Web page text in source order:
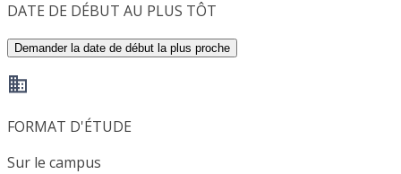
DATE DE DÉBUT AU PLUS TÔT
Demander la date de début la plus proche
FORMAT D'ÉTUDE
Sur le campus